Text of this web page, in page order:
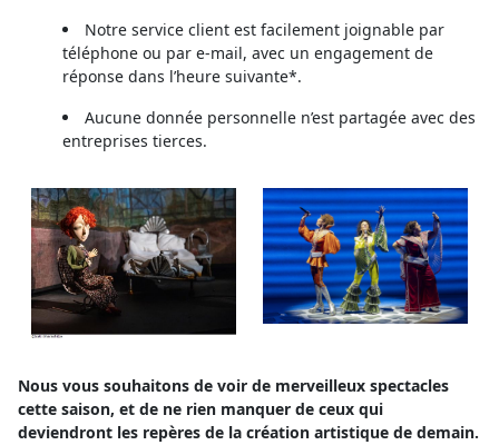
Notre service client est facilement joignable par
téléphone ou par e-mail, avec un engagement de
réponse dans l’heure suivante*.
Aucune donnée personnelle n’est partagée avec des
entreprises tierces.
Nous vous souhaitons de voir de merveilleux spectacles
cette saison, et de ne rien manquer de ceux qui
deviendront les repères de la création artistique de demain.